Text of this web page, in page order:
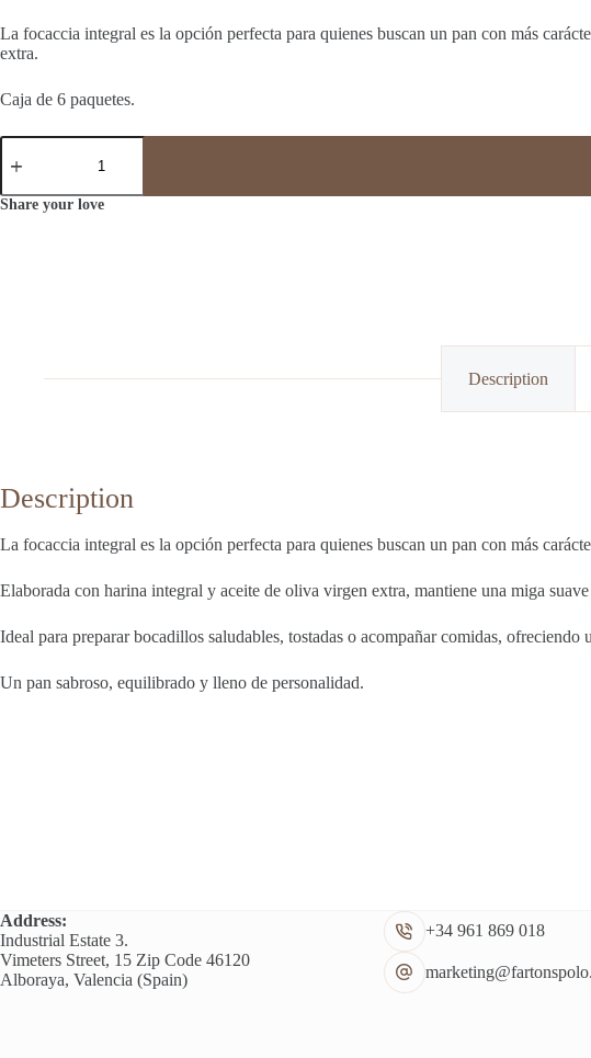
La focaccia integral es la opción perfecta para quienes buscan un pan con más
extra.
Caja de 6 paquetes.
Focaccia
Integral
6)
quantity
Share your love
Description
Description
La focaccia integral es la opción perfecta para quienes buscan un pan con más
Elaborada con harina integral y aceite de oliva virgen extra, mantiene una miga
Ideal para preparar bocadillos saludables, tostadas o acompañar comidas,
Un pan sabroso, equilibrado y lleno de personalidad.
Address:
Industrial Estate 3.
Vimeters Street, 15 Zip Code 46120
Alboraya, Valencia (Spain)
+34 961 869 018